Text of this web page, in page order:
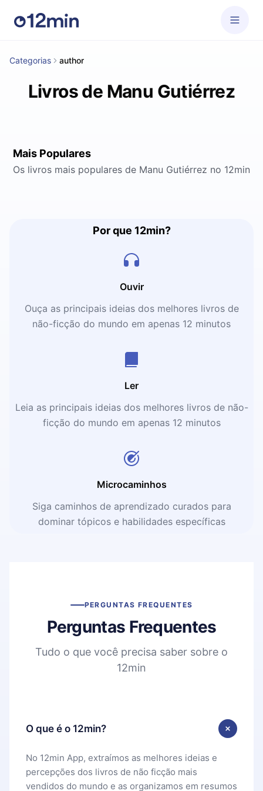
Categorias author
Livros de Manu Gutiérrez
Mais Populares
Os livros mais populares de Manu Gutiérrez no 12min
Por que 12min?
Ouvir
Ouça as principais ideias dos melhores livros de
não-ficção do mundo em apenas 12 minutos
Ler
Leia as principais ideias dos melhores livros de não-
ficção do mundo em apenas 12 minutos
Microcaminhos
Siga caminhos de aprendizado curados para
dominar tópicos e habilidades específicas
PERGUNTAS FREQUENTES
Perguntas Frequentes
Tudo o que você precisa saber sobre o
12min
O que é o 12min?
No 12min App, extraímos as melhores ideias e
percepções dos livros de não ficção mais
vendidos do mundo e as organizamos em resumos